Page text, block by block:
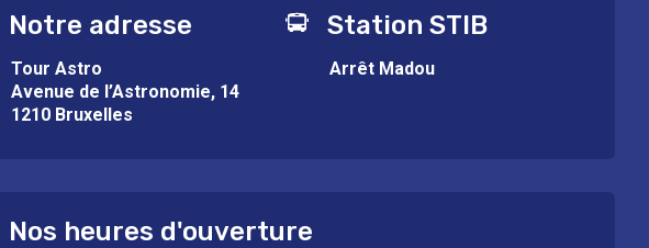
Notre adresse
Tour Astro
Avenue de l’Astronomie, 14
1210 Bruxelles
Station STIB
Arrêt Madou
Nos heures d'ouverture